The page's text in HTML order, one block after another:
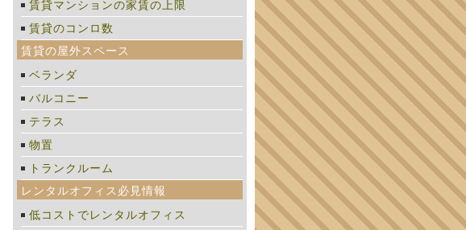
賃貸マンションの家賃の上限
賃貸のコンロ数
賃貸の屋外スペース
ベランダ
バルコニー
テラス
物置
トランクルーム
レンタルオフィス必見情報
低コストでレンタルオフィス